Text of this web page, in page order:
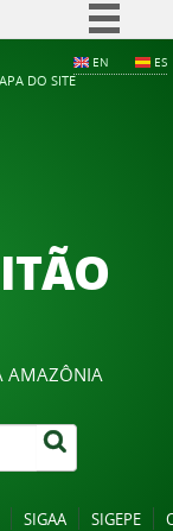
informação
EN ES
DO SITE
AMAZÔNIA
SIGAA SIGEPE